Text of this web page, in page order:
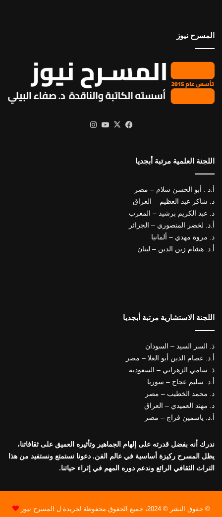
المسرح نيوز
فيسبوك
X يوتيوب
اللجنة العلمية مرتبة أبجديا
أ.د . أبو الحسن سلام – مصر
د. شاكر عبد العظيم – العراق
د. عبد الكريم برشيد – المغرب
أ.د. لخضر المنصوري – الجزائر
د. مروة مهدي – ألمانيا
أ.د. هشام زين الدين – لبنان
اللجنة الاستشارية مرتبة أبجديا
ذ. السر السيد – السودان
أ.د. عصام الدين أبو العلا – مصر
ذ. سامي الزهراني – السعودية
أ.د. سليم عجاج – سوريا
د. محمد الخطيب – مصر
د. مهند العميدي – العراق
أ.د. ياسمين فراج – مصر
ندرك أنه بفضل قدرته على إلهام الجماهير وتأثيره العميق على ثقافاتنا،
يظل المسرح ركيزة أساسية في عالم الفن. دعونا نستمتع ونستفيد من هذا
التراث الثقافي الرائع وندعم دوره المهم في إثراء حياتنا.
© حقوق النشر © 2024، جميع الحقوق محفوظة لجريدة ل المسرح نيوز